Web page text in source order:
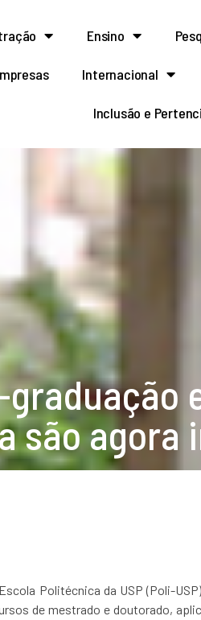
Ensino
Internacional
Inclusão e
são agora
Politécnica da USP (Poli-
de mestrado e doutorado,